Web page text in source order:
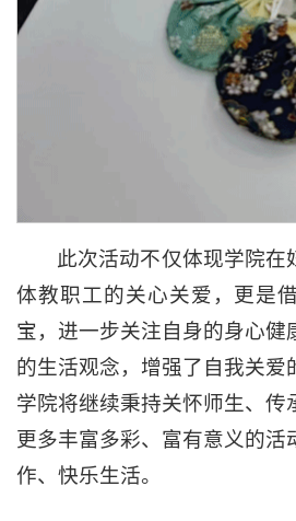
此次活动不仅体现学院在
体教职工的关心关爱，更是
宝，进一步关注自身的身心健
的生活观念，增强了自我关爱
学院将继续秉持关怀师生、传
更多丰富多彩、富有意义的活
作、快乐生活。